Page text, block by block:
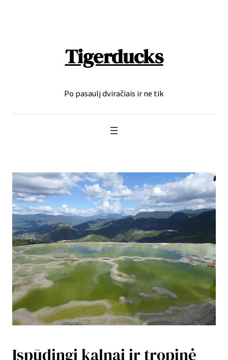
Tigerducks
Po pasaulį dviračiais ir ne tik
Įspūdingi kalnai ir tropinė